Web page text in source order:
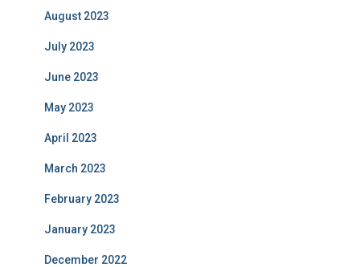
August 2023
July 2023
June 2023
May 2023
April 2023
March 2023
February 2023
January 2023
December 2022